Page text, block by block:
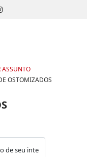
ASSUNTO
OSTOMIZADOS